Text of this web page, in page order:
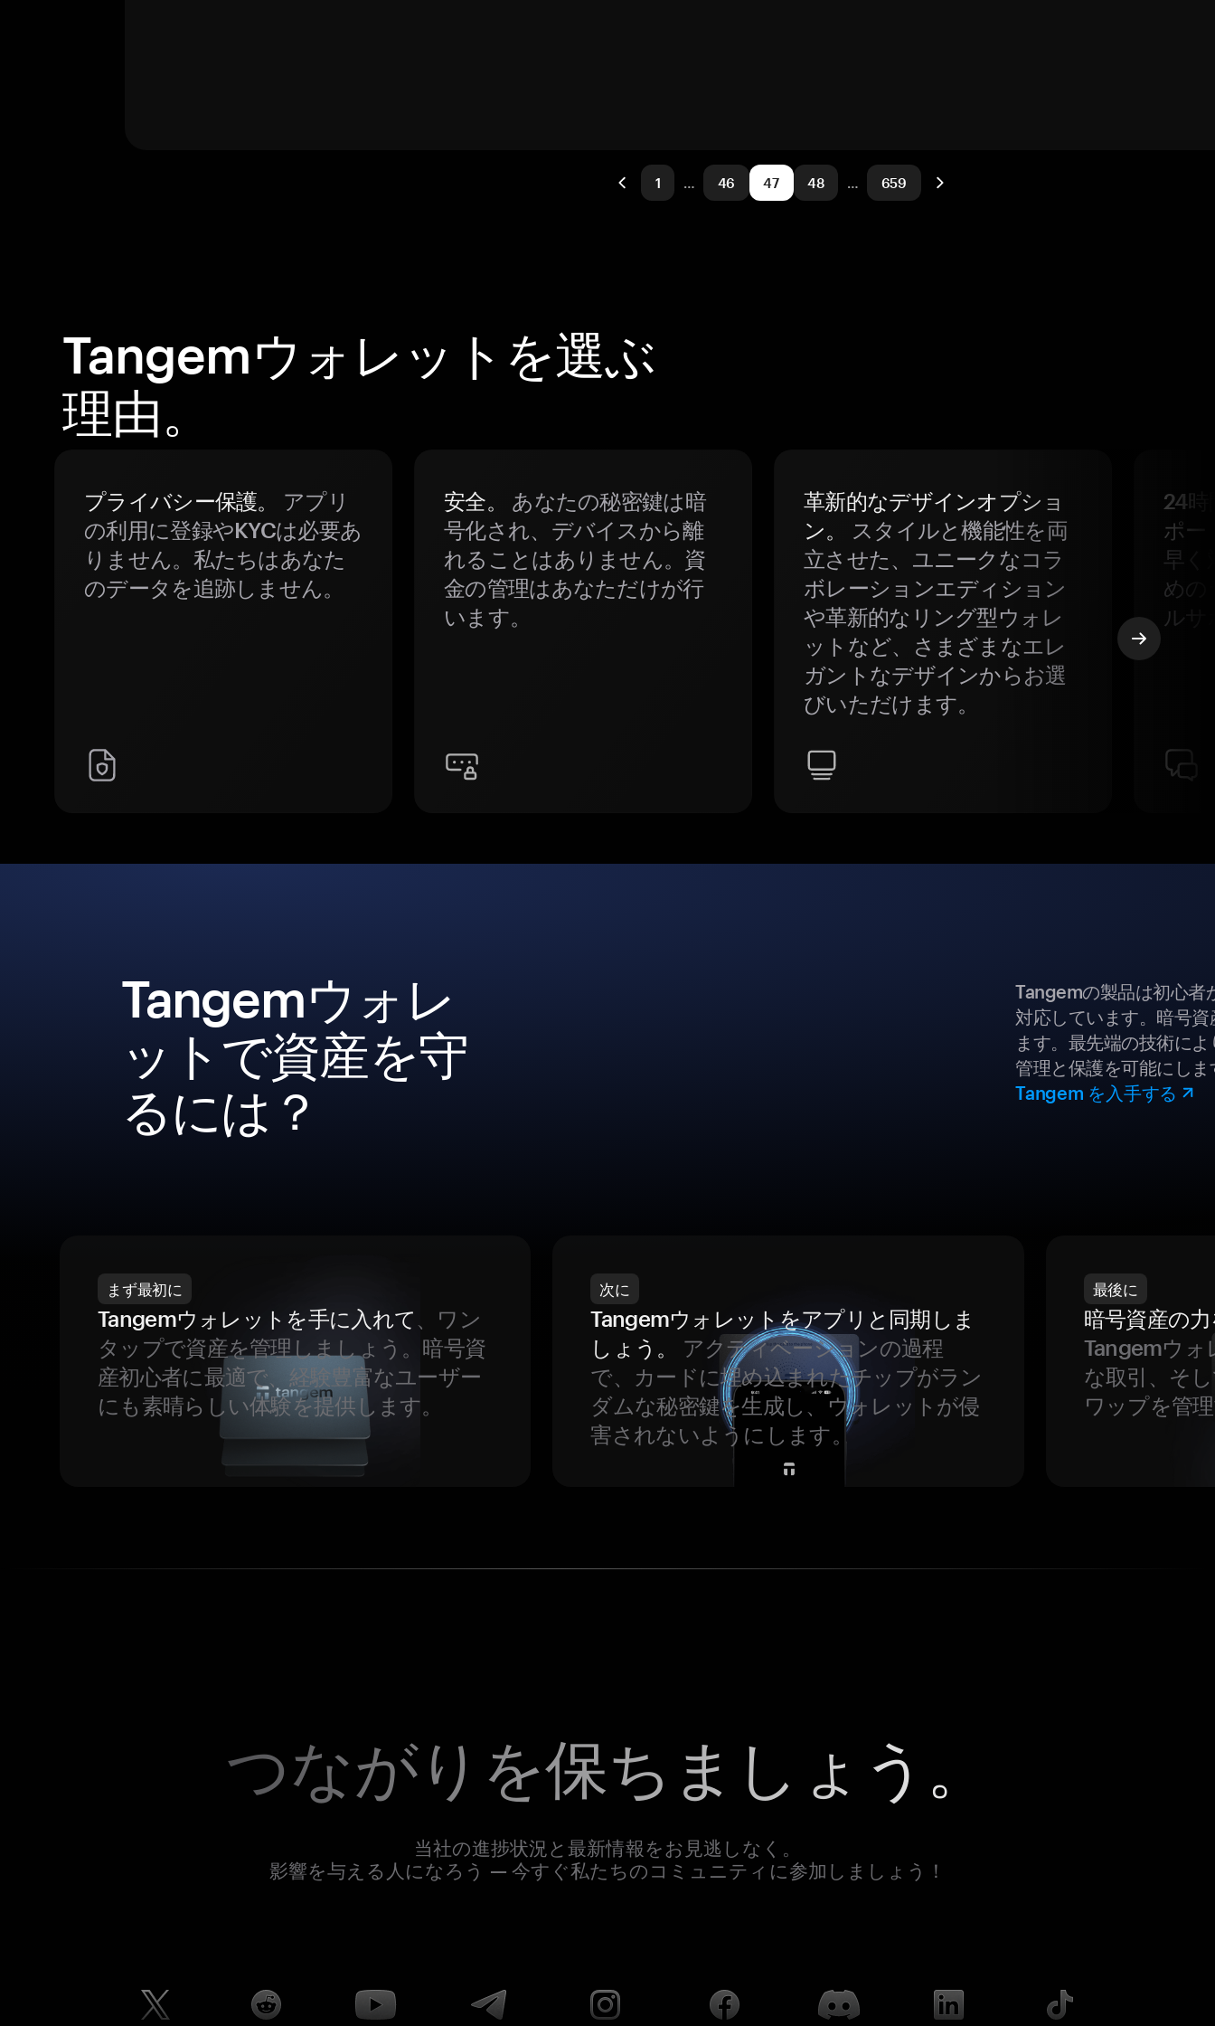
1 … 46 47 48 … 659
Tangemウォレットを選ぶ
理由。
プライバシー保護。
アプリ
の利用に登録やKYCは必要あ
りません。私たちはあなた
のデータを追跡しません。
安全。
あなたの秘密鍵は暗
号化され、デバイスから離
れることはありません。資
金の管理はあなただけが行
います。
革新的なデザインオプショ
ン。
スタイルと機能性を両
立させた、ユニークなコラ
ボレーションエディション
や革新的なリング型ウォレ
ットなど、さまざまなエレ
ガントなデザインからお選
びいただけます。
24
ポー
早く
めの
ルサ
Tangemウォレ
ットで資産を守
るには？
Tangemの製品は初心者
対応しています。暗号
ます。最先端の技術に
管理と保護を可能にしま
Tangem を入手する
まず最初に
Tangemウォレットを手に入れて、ワン
タップで資産を管理しましょう。暗号資
産初心者に最適で、経験豊富なユーザー
にも素晴らしい体験を提供します。
次に
Tangemウォレットをアプリと同期しま
しょう。
アクティベーションの過程
で、カードに埋め込まれたチップがラン
ダムな秘密鍵を生成し、ウォレットが侵
害されないようにします。
最後に
暗号資産の
Tangemウォ
な取引、そ
ワップを管
つながりを保ちましょう。
当社の進捗状況と最新情報をお見逃しなく。
影響を与える人になろう — 今すぐ私たちのコミュニティに参加しましょう！